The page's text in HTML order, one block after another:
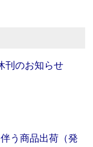
刊のお知らせ
う商品出荷（発